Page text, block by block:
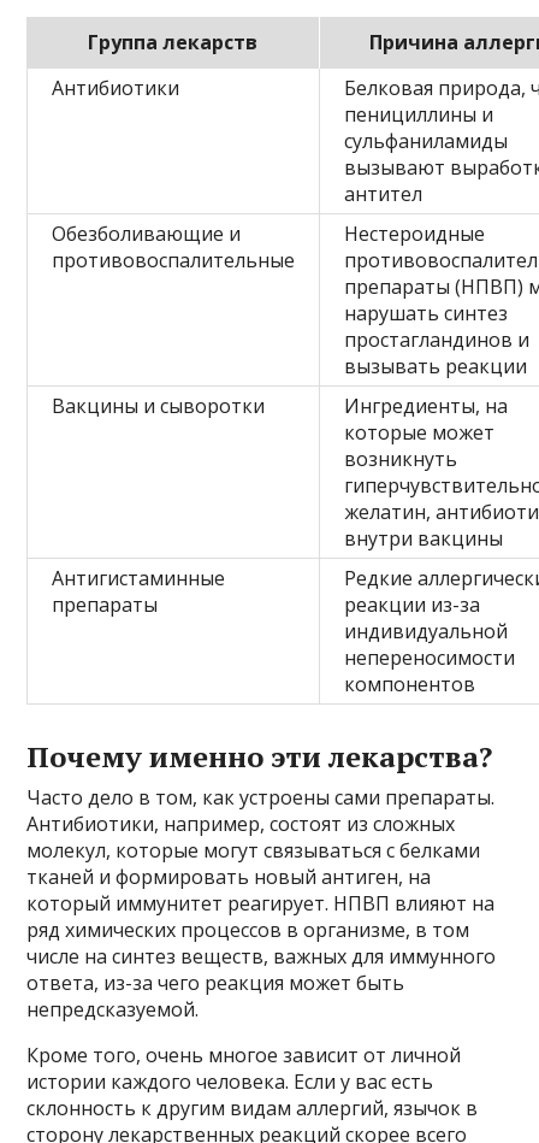
Группа лекарств
Причина
Антибиотики
Белковая природа,
пенициллины и
сульфаниламиды
вызывают
антител
Обезболивающие и
противовоспалительные
Нестероидные
препараты (НПВП)
нарушать синтез
простагландинов и
вызывать реакции
Вакцины и сыворотки
Ингредиенты, на
которые может
возникнуть
желатин,
внутри вакцины
Антигистаминные
препараты
Редкие
реакции из-за
индивидуальной
непереносимости
компонентов
Почему именно эти лекарства?
Часто дело в том, как устроены сами препараты.
Антибиотики, например, состоят из сложных
молекул, которые могут связываться с белками
тканей и формировать новый антиген, на
который иммунитет реагирует. НПВП влияют на
ряд химических процессов в организме, в том
числе на синтез веществ, важных для иммунного
ответа, из-за чего реакция может быть
непредсказуемой.
Кроме того, очень многое зависит от личной
истории каждого человека. Если у вас есть
склонность к другим видам аллергий, язычок в
сторону лекарственных реакций скорее всего